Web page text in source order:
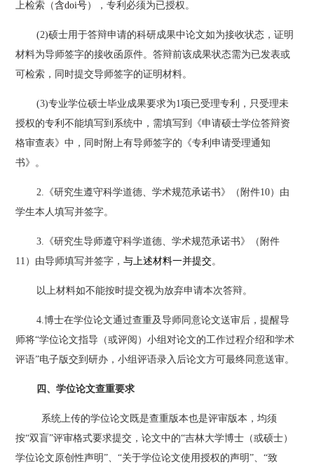
上检索（含doi号），专利必须为已授权。
(2)硕士用于答辩申请的科研成果中论文如为接收状态，证明
材料为导师签字的接收函原件。答辩前该成果状态需为已发表或
可检索，同时提交导师签字的证明材料。
(3)专业学位硕士毕业成果要求为1项已受理专利，只受理未
授权的专利不能填写到系统中，需填写到《申请硕士学位答辩资
格审查表》中，同时附上有导师签字的《专利申请受理通知
书》。
2.《研究生遵守科学道德、学术规范承诺书》（附件10）由
学生本人填写并签字。
3.《研究生导师遵守科学道德、学术规范承诺书》（附件
11）由导师填写并签字，与上述材料一并提交。
以上材料如不能按时提交视为放弃申请本次答辩。
4.博士在学位论文通过查重及导师同意论文送审后，提醒导
师将“学位论文指导（或评阅）小组对论文的工作过程介绍和学术
评语”电子版交到研办，小组评语录入后论文方可最终同意送审。
四、学位论文查重要求
系统上传的学位论文既是查重版本也是评审版本，均须
按“双盲”评审格式要求提交，论文中的“吉林大学博士（或硕士）
学位论文原创性声明”、“关于学位论文使用授权的声明”、“致